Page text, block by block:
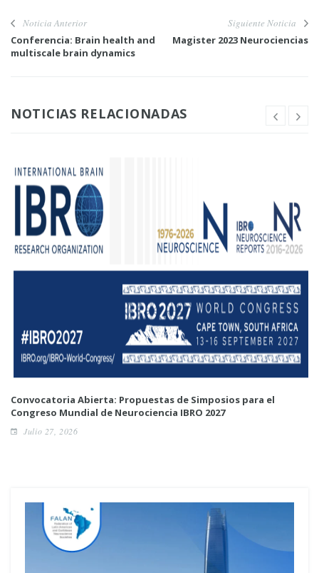
Noticia Anterior
Conferencia: Brain health and
multiscale brain dynamics
Siguiente Noticia
Magister 2023 Neurociencias
NOTICIAS RELACIONADAS
Convocatoria Abierta: Propuestas de Simposios para el
Congreso Mundial de Neurociencia IBRO 2027
Julio 27, 2026